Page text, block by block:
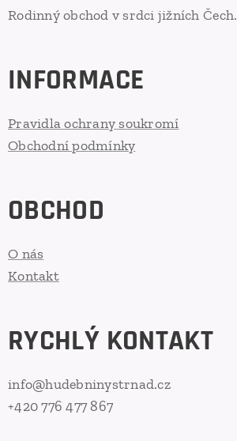
Rodinný obchod v srdci jižních Čech.
INFORMACE
Pravidla ochrany soukromí
Obchodní podmínky
OBCHOD
O nás
Kontakt
RYCHLÝ KONTAKT
info@hudebninystrnad.cz
+420 776 477 867